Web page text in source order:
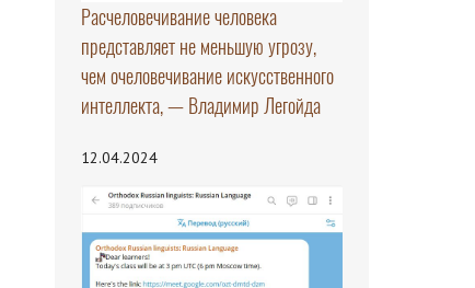
Расчеловечивание человека
представляет не меньшую угрозу,
чем очеловечивание искусственного
интеллекта, — Владимир Легойда
12.04.2024